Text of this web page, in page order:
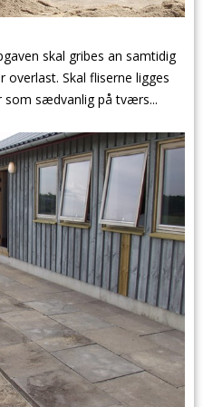
skal gribes an samtidig
Skal fliserne ligges
som sædvanlig på tværs...